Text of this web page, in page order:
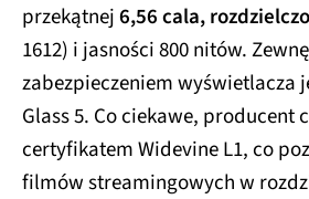
przekątnej6,56 cala,
1612) i jasności 800 nitów.
zabezpieczeniem wyświetlacza
Glass 5. Co ciekawe, producent
certyfikatem Widevine L1, co
filmów streamingowych w